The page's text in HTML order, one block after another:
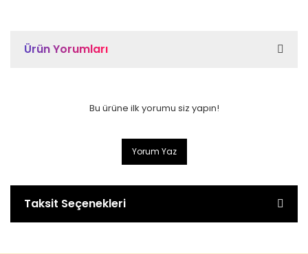
Ürün Yorumları
Bu ürüne ilk yorumu siz yapın!
Yorum Yaz
Taksit Seçenekleri